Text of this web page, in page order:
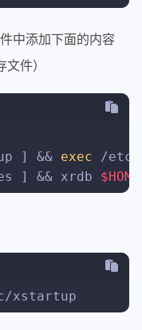
中添加下面的内容
件）
] && exec /etc/
] && xrdb $HOME
xstartup